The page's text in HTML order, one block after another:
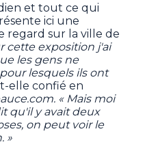
et tout ce qui
ici une
regard sur la ville de
cette exposition j'ai
les gens ne
lesquels ils ont
t-elle confié en
« Mais moi
qu'il y avait deux
on peut voir le
»